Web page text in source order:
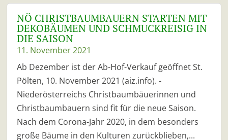
NÖ CHRISTBAUMBAUERN STARTEN MIT
DEKOBÄUMEN UND SCHMUCKREISIG IN
DIE SAISON
11. November 2021
Ab Dezember ist der Ab-Hof-Verkauf geöffnet St.
Pölten, 10. November 2021 (aiz.info). -
Niederösterreichs Christbaumbäuerinnen und
Christbaumbauern sind fit für die neue Saison.
Nach dem Corona-Jahr 2020, in dem besonders
große Bäume in den Kulturen zurückblieben,...